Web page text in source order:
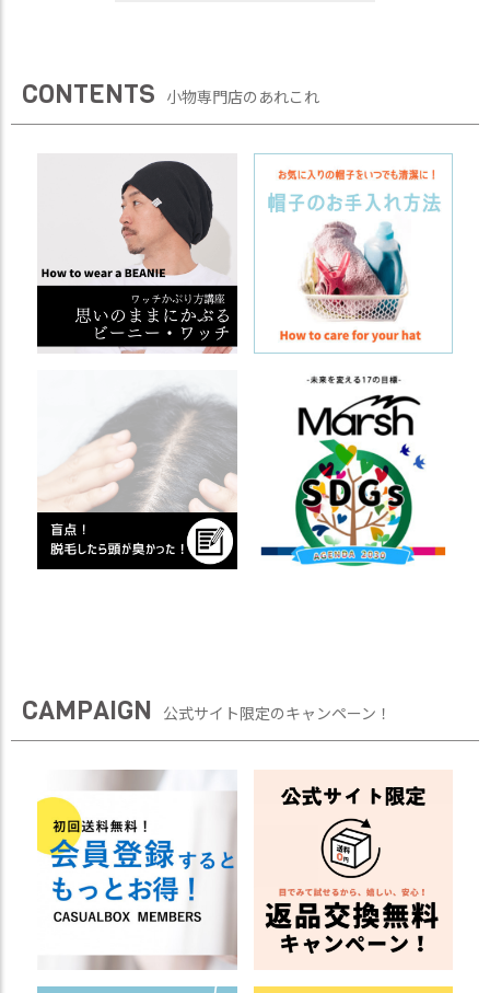
CONTENTS 小物専門店のあれこれ
CAMPAIGN 公式サイト限定のキャンペーン！